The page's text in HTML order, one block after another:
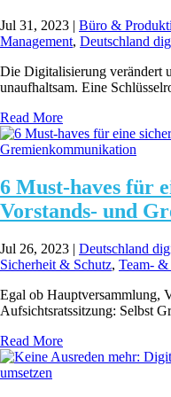
Jul 31, 2023 | Büro &
Management, Deutschland
Die Digitalisierung verändert
unaufhaltsam. Eine
Read More
6 Must-haves für
Vorstands- und
Jul 26, 2023 | Deutschland
Sicherheit & Schutz, Team- &
Egal ob Hauptversammlung,
Aufsichtsratssitzung: Selbst
Read More